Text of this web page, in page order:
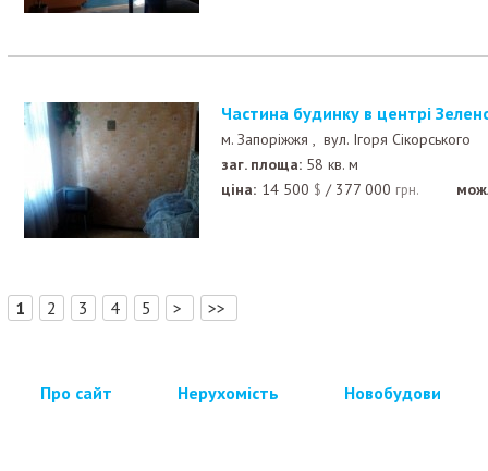
Частина будинку в центрі
м. Запоріжжя , вул. Ігоря Сікорського
заг. площа: 58 кв. м
ціна: 14 500 $ / 377 000 грн.
1 2 3 4 5 > >>
Про сайт Нерухомість Новобудови